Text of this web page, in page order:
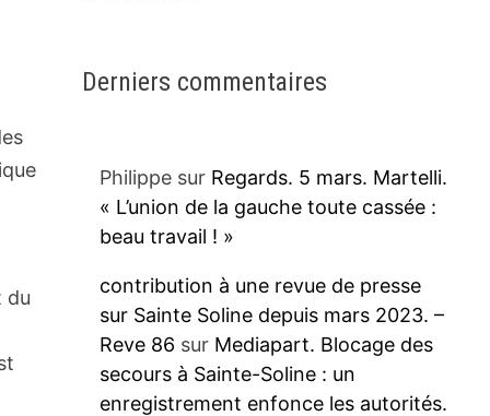
du
Derniers commentaires
Philippesur Regards. 5 mars. Martelli.
« L’union de la gauche toute cassée :
beau travail ! »
contribution à une revue de presse
sur Sainte Soline depuis mars 2023. –
Reve 86 sur Mediapart. Blocage des
secours à Sainte-Soline : un
enregistrement enfonce les autorités.